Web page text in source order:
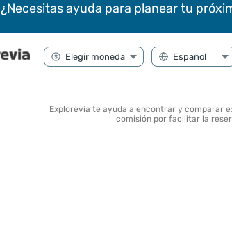
¿Necesitas ayuda para planear tu
Explorevia te ayuda a encontrar y comparar
comisión por facilitar la